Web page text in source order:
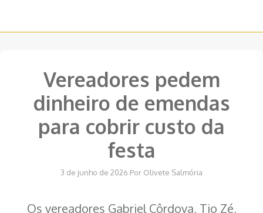
Vereadores pedem
dinheiro de emendas
para cobrir custo da
festa
3 de junho de 2026 Por Olivete Salmória
Os vereadores Gabriel Côrdova, Tio Zé,